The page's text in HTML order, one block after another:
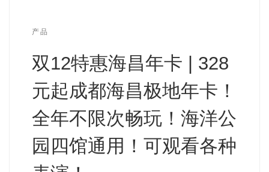
产品
双12特惠海昌年卡 | 328
元起成都海昌极地年卡！
全年不限次畅玩！海洋公
园四馆通用！可观看各种